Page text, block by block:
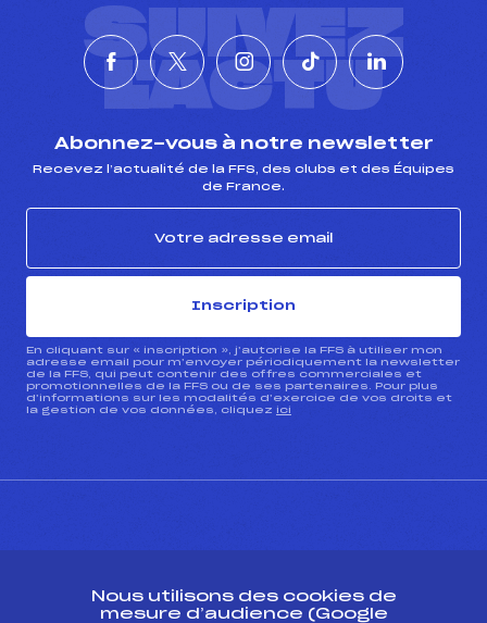
SUIVEZ
L'ACTU
Abonnez-vous à notre newsletter
Recevez l’actualité de la FFS, des clubs et des Équipes
de France.
Inscription
En cliquant sur « inscription », j’autorise la FFS à utiliser mon
adresse email pour m’envoyer périodiquement la newsletter
de la FFS, qui peut contenir des offres commerciales et
promotionnelles de la FFS ou de ses partenaires. Pour plus
d’informations sur les modalités d’exercice de vos droits et
la gestion de vos données, cliquez ici
Nous utilisons des cookies de
mesure d’audience (Google